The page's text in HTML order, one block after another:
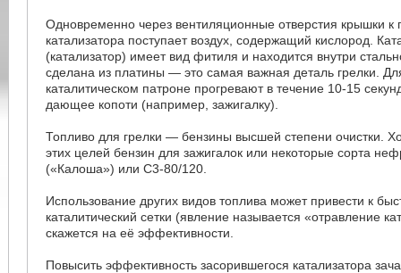
Одновременно через вентиляционные отверстия крышки к
катализатора поступает воздух, содержащий кислород.
(катализатор) имеет вид фитиля и находится внутри
сделана из платины — это самая важная деталь грелки.
каталитическом патроне прогревают в течение 10-15
дающее копоти (например, зажигалку).
Топливо для грелки — бензины высшей степени очистки.
этих целей бензин для зажигалок или некоторые сорта
(«Калоша») или С3-80/120.
Использование других видов топлива может привести к
каталитический сетки (явление называется «отравление
скажется на её эффективности.
Повысить эффективность засорившегося катализатора